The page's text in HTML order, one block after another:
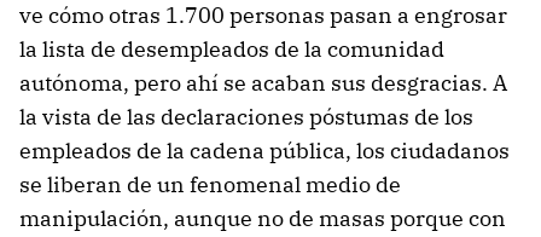
ve cómo otras 1.700 personas pasan a engrosar
la lista de desempleados de la comunidad
autónoma, pero ahí se acaban sus desgracias. A
la vista de las declaraciones póstumas de los
empleados de la cadena pública, los ciudadanos
se liberan de un fenomenal medio de
manipulación, aunque no de masas porque con